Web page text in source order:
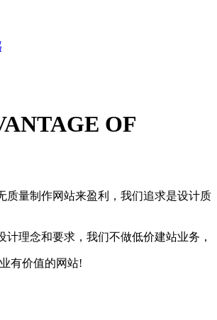
OF
质量制作网站来盈利，我们追求是设计质
计理念和要求，我们不做低价建站业务，
有价值的网站!